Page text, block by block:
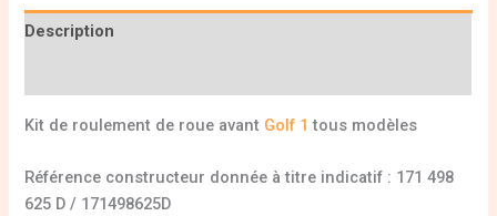
Description
Kit de roulement de roue avant Golf 1 tous modèles
Référence constructeur donnée à titre indicatif : 171 498
625 D / 171498625D